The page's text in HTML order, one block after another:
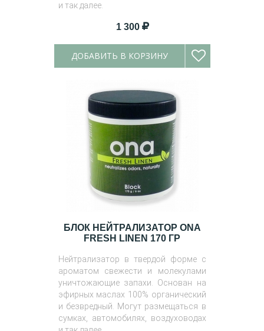
и так далее.
1 300
ДОБАВИТЬ В КОРЗИНУ
БЛОК НЕЙТРАЛИЗАТОР ONA
FRESH LINEN 170 ГР
Нейтрализатор в твердой форме с
ароматом свежести и молекулами
уничтожающие запахи. Основан на
эфирных маслах 100% органический
и безвредный. Могут размещаться в
сумках, автомобилях, воздуховодах